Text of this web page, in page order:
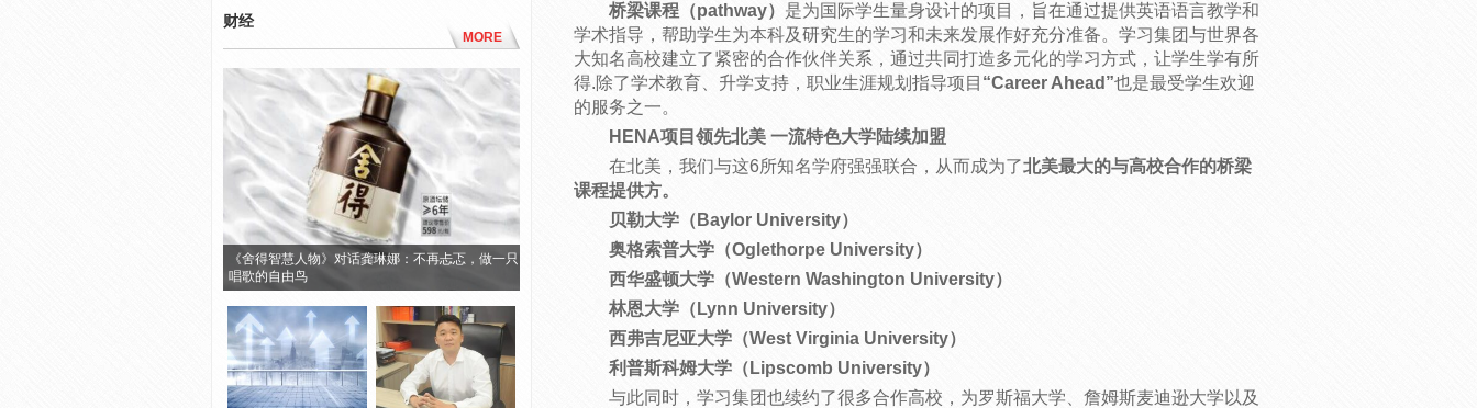
财经
MORE
《舍得智慧人物》对话龚琳娜：不再忐忑，做一只
唱歌的自由鸟
桥梁课程（pathway） 是为国际学生量身设计的项目，旨在通过提供英语语言教学和
学术指导，帮助学生为本科及研究生的学习和未来发展作好充分准备。学习集团与世界各
大知名高校建立了紧密的合作伙伴关系，通过共同打造多元化的学习方式，让学生学有所
得.除了学术教育、升学支持，职业生涯规划指导项目 “Career Ahead”也是最受学生欢迎
的服务之一。
HENA项目领先北美 一流特色大学陆续加盟
在北美，我们与这6所知名学府强强联合，从而成为了北美最大的与高校合作的桥梁
课程提供方。
贝勒大学（Baylor University）
奥格索普大学（Oglethorpe University）
西华盛顿大学（Western Washington University）
林恩大学（Lynn University）
西弗吉尼亚大学（West Virginia University）
利普斯科姆大学（Lipscomb University）
与此同时，学习集团也续约了很多合作高校，为罗斯福大学、詹姆斯麦迪逊大学以及